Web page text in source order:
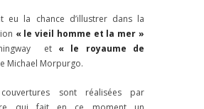
eu la chance d’illustrer dans la
« le vieil homme et la mer »
et « le royaume de
Michael Morpurgo.
sont réalisées par